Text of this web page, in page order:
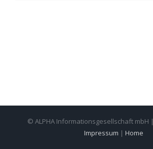
© ALPHA Informationsgesellschaft mbH |
Impressum | Home